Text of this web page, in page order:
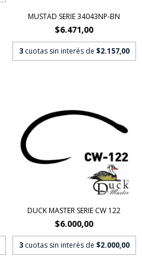
MUSTAD SERIE 34043NP-BN
$6.471,00
3 cuotas sin interés de $2.157,00
DUCK MASTER SERIE CW 122
$6.000,00
3 cuotas sin interés de $2.000,00